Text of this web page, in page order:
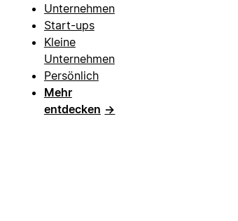
Unternehmen
Start-ups
Kleine
Unternehmen
Persönlich
Mehr
entdecken →